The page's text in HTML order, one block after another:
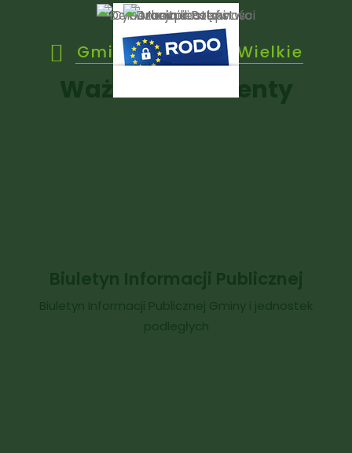
Gmina Janowice Wielkie
Ważne dokumenty
Biuletyn Informacji Publicznej
Biuletyn Informacji Publicznej Gminy i jednostek
podległych